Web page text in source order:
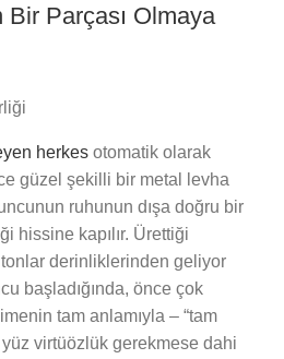
Parçası Olmaya
herkes otomatik olarak
güzel şekilli bir metal levha
ruhunun dışa doğru bir
hissine kapılır. Ürettiği
derinliklerinden geliyor
başladığında, önce çok
tam anlamıyla – “tam
virtüözlük gerekmese dahi